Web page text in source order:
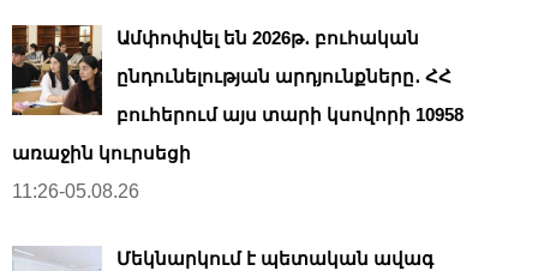
Ամփոփվել են 2026թ․ բուհական
ընդունելության արդյունքները․ ՀՀ
բուհերում այս տարի կսովորի 10958
առաջին կուրսեցի
11:26-05.08.26
Մեկնարկում է պետական ավագ